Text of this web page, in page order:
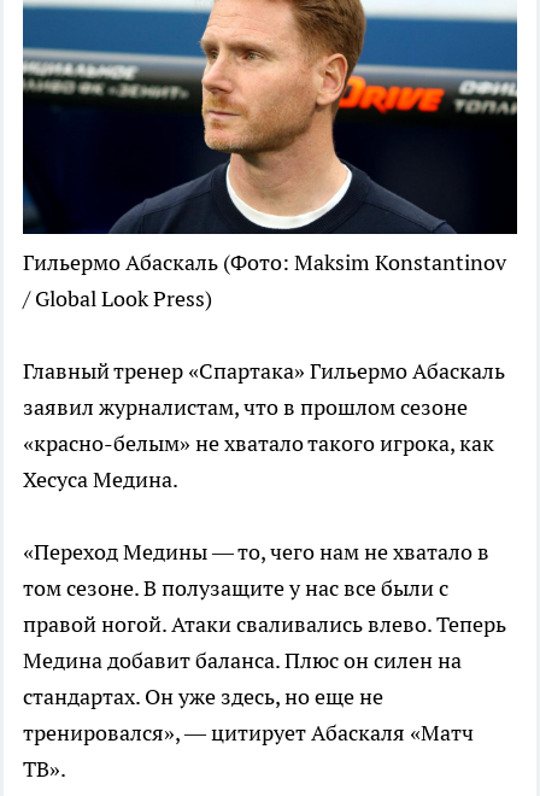
Гильермо Абаскаль (Фото: Maksim Konstantinov
/ Global Look Press)
Главный тренер «Спартака» Гильермо Абаскаль
заявил журналистам, что в прошлом сезоне
«красно-белым» не хватало такого игрока, как
Хесуса Медина.
«Переход Медины — то, чего нам не хватало в
том сезоне. В полузащите у нас все были с
правой ногой. Атаки сваливались влево. Теперь
Медина добавит баланса. Плюс он силен на
стандартах. Он уже здесь, но еще не
тренировался», — цитирует Абаскаля «Матч
ТВ».